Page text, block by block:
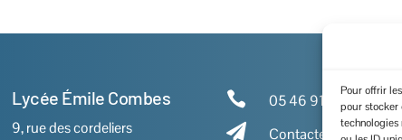
Pour offrir
pour stocker
Lycée Émile Combes
9, rue des cordeliers
 05 46 91 86 00
 Contactez-nous